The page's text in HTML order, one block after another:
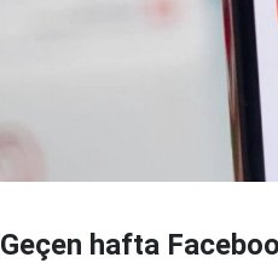
Geçen hafta